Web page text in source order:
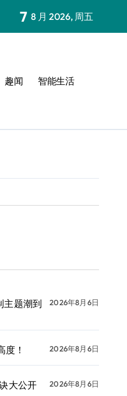
7 8 月 2026, 周五
趣闻 智能生活
主题潮到
2026年8月6日
！ 2026年8月6日
大公开 2026年8月6日